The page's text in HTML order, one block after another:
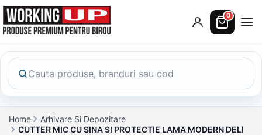
0
Home
Arhivare Si Depozitare
CUTTER MIC CU SINA SI PROTECTIE LAMA MODERN DELI